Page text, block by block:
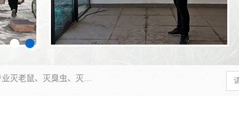
江门市瑞可环境科技有限公司是具有白蚁防治资质的大型专业除四害公司;专业灭老鼠、灭臭虫、灭蟑螂、灭跳蚤、灭蚊、灭蝇、灭白蚁、防蛇等各种害虫的防治。经过多年的努力，公司发展成为集PCO研究、生物制药、害虫防治于一体的专业杀虫灭鼠公司。